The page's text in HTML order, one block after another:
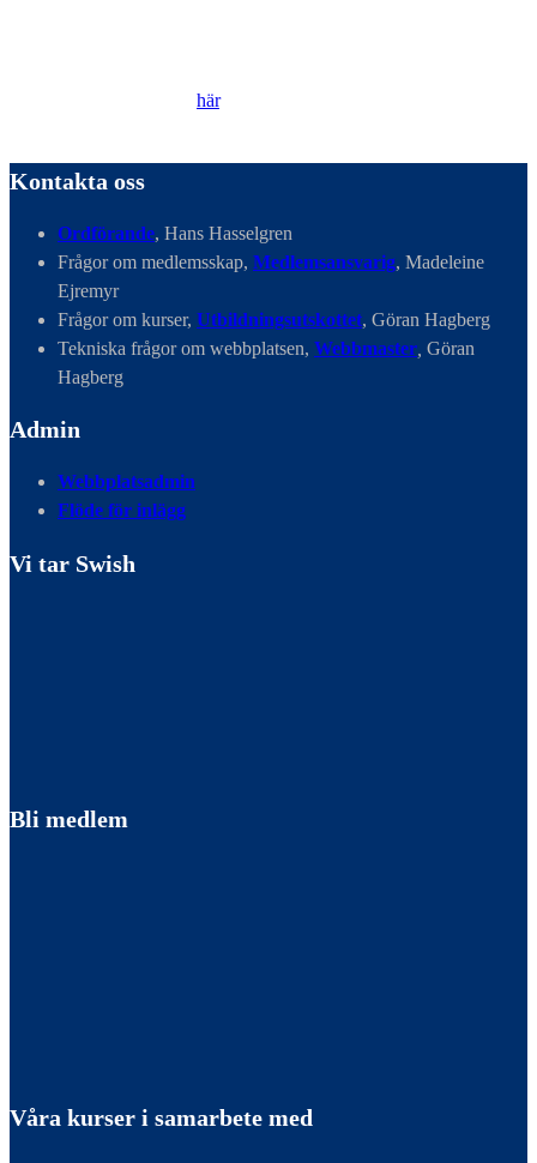
här.
Kontakta oss
Ordförande, Hans Hasselgren
Frågor om medlemsskap, Medlemsansvarig, Madeleine
Ejremyr
Frågor om kurser, Utbildningsutskottet, Göran Hagberg
Tekniska frågor om webbplatsen, Webbmaster Göran
Hagberg
Admin
Webbplatsadmin
Flöde för inlägg
Vi tar Swish
Bli medlem
Våra kurser i samarbete med